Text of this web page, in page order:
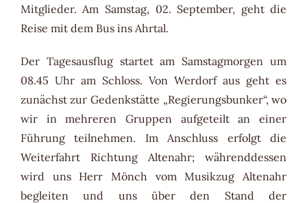
Mitglieder. Am Samstag, 02. September, geht die
Reise mit dem Bus ins Ahrtal.
Der Tagesausflug startet am Samstagmorgen um
08.45 Uhr am Schloss. Von Werdorf aus geht es
zunächst zur Gedenkstätte „Regierungsbunker“, wo
wir in mehreren Gruppen aufgeteilt an einer
Führung teilnehmen. Im Anschluss erfolgt die
Weiterfahrt Richtung Altenahr; währenddessen
wird uns Herr Mönch vom Musikzug Altenahr
begleiten und uns über den Stand der